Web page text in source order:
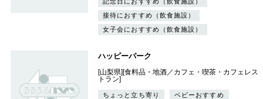
接待におすすめ（飲食施設）
女子会におすすめ（飲食施設）
ハッピーパーク
[山梨県][食料品・地酒／カフェ・喫茶・カフェレス
トラン]
ちょっと立ち寄り
ベビーおすすめ